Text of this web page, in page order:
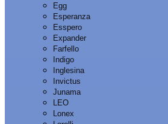
Egg
Esperanza
Esspero
Expander
Farfello
Indigo
Inglesina
Invictus
Junama
LEO
Lonex